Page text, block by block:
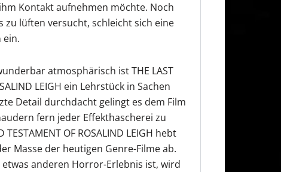
Kontakt aufnehmen möchte. Noch
zu lüften versucht, schleicht sich eine
ein.
atmosphärisch ist THE LAST
LEIGH ein Lehrstück in Sachen
Detail durchdacht gelingt es dem Film
fern jeder Effekthascherei zu
TESTAMENT OF ROSALIND LEIGH hebt
Masse der heutigen Genre-Filme ab.
anderen Horror-Erlebnis ist, wird